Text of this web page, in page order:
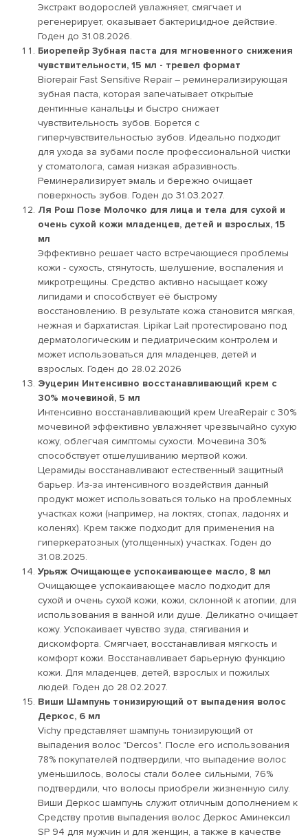
Экстракт водорослей увлажняет, смягчает и
регенерирует, оказывает бактерицидное действие.
Годен до 31.08.2026.
Биорепейр Зубная паста для мгновенного снижения
чувствительности, 15 мл - тревел формат
Biorepair Fast Sensitive Repair – реминерализирующая
зубная паста, которая запечатывает открытые
дентинные канальцы и быстро снижает
чувствительность зубов. Борется с
гиперчувствительностью зубов. Идеально подходит
для ухода за зубами после профессиональной чистки
у стоматолога, самая низкая абразивность.
Реминерализирует эмаль и бережно очищает
поверхность зубов. Годен до 31.03.2027.
Ля Рош Позе Молочко для лица и тела для сухой и
очень сухой кожи младенцев, детей и взрослых, 15
мл
Эффективно решает часто встречающиеся проблемы
кожи - сухость, стянутость, шелушение, воспаления и
микротрещины. Средство активно насыщает кожу
липидами и способствует её быстрому
восстановлению. В результате кожа становится мягкая,
нежная и бархатистая. Lipikar Lait протестировано под
дерматологическим и педиатрическим контролем и
может использоваться для младенцев, детей и
взрослых. Годен до 28.02.2026
Эуцерин Интенсивно восстанавливающий крем с
30% мочевиной, 5 мл
Интенсивно восстанавливающий крем UreaRepair с 30%
мочевиной эффективно увлажняет чрезвычайно сухую
кожу, облегчая симптомы сухости. Мочевина 30%
способствует отшелушиванию мертвой кожи.
Церамиды восстанавливают естественный защитный
барьер. Из-за интенсивного воздействия данный
продукт может использоваться только на проблемных
участках кожи (например, на локтях, стопах, ладонях и
коленях). Крем также подходит для применения на
гиперкератозных (утолщенных) участках. Годен до
31.08.2025.
Урьяж Очищающее успокаивающее масло, 8 мл
Очищающее успокаивающее масло подходит для
сухой и очень сухой кожи, кожи, склонной к атопии, для
использования в ванной или душе. Деликатно очищает
кожу. Успокаивает чувство зуда, стягивания и
дискомфорта. Смягчает, восстанавливая мягкость и
комфорт кожи. Восстанавливает барьерную функцию
кожи. Для младенцев, детей, взрослых и пожилых
людей. Годен до 28.02.2027.
Виши Шампунь тонизирующий от выпадения волос
Деркос, 6 мл
Vichy представляет шампунь тонизирующий от
выпадения волос "Dercos". После его использования
78% покупателей подтвердили, что выпадение волос
уменьшилось, волосы стали более сильными, 76%
подтвердили, что волосы приобрели жизненную силу.
Виши Деркос шампунь служит отличным дополнением к
Средству против выпадения волос Деркос Аминексил
SP 94 для мужчин и для женщин, а также в качестве